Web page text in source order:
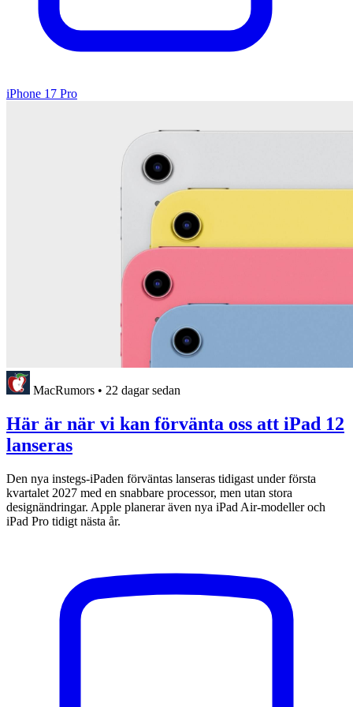
iPhone 17 Pro
MacRumors • 22 dagar sedan
Här är när vi kan förvänta oss att iPad 12
lanseras
Den nya instegs-iPaden förväntas lanseras tidigast under första
kvartalet 2027 med en snabbare processor, men utan stora
designändringar. Apple planerar även nya iPad Air-modeller och
iPad Pro tidigt nästa år.